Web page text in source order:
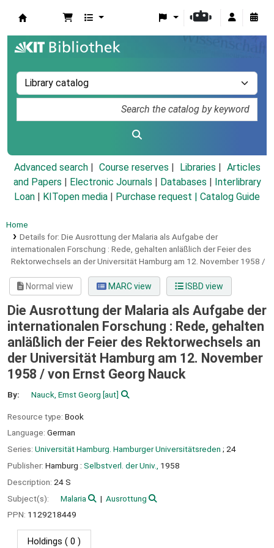
Advanced search Course reserves Libraries
Articles
and Papers
Electronic Journals Databases
Interlibrary
Loan
KITopen media Purchase request | Catalog Guide
Home
Details for: Die Ausrottung der Malaria als Aufgabe der
internationalen Forschung : Rede, gehalten anläßlich der Feier des
Rektorwechsels an der Universität Hamburg am 12. November 1958 /
Normal view MARC view ISBD view
Die Ausrottung der Malaria als Aufgabe der
internationalen Forschung : Rede, gehalten
anläßlich der Feier des Rektorwechsels an
der Universität Hamburg am 12. November
1958 / von Ernst Georg Nauck
By: Nauck, Ernst Georg [aut]
Resource type: Book
Language: German
Series: Universität Hamburg. Hamburger Universitätsreden ; 24
Publisher: Hamburg : Selbstverl. der Univ., 1958
Description: 24 S
Subject(s):
Malaria
Ausrottung
PPN: 1129218449
Holdings ( 0 )